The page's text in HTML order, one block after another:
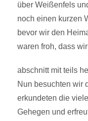
über Weißenfels
noch einen kurzen
bevor wir den
waren froh, dass
abschnitt mit teils
Nun besuchten wir
erkundeten die
Gehegen und